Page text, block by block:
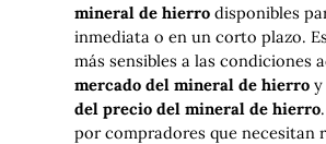
mineral de hierro disponibles
inmediata o en un corto plazo.
más sensibles a las condiciones
mercado del mineral de hierro y
del precio del mineral de hierro
por compradores que necesitan